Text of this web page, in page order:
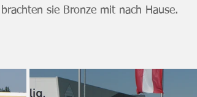
sie Bronze mit nach Hause.